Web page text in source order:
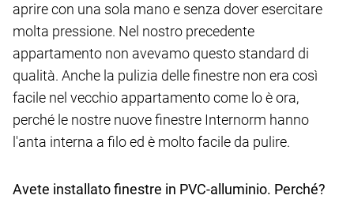
aprire con una sola mano e senza dover esercitare
molta pressione. Nel nostro precedente
appartamento non avevamo questo standard di
qualità. Anche la pulizia delle finestre non era così
facile nel vecchio appartamento come lo è ora,
perché le nostre nuove finestre Internorm hanno
l'anta interna a filo ed è molto facile da pulire.
Avete installato finestre in PVC-alluminio. Perché?